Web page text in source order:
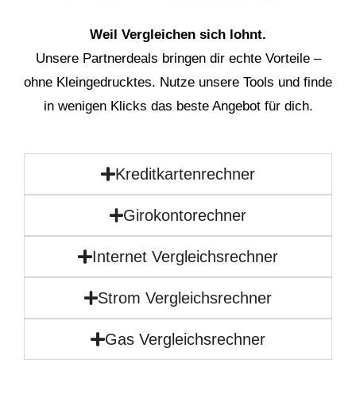
Weil Vergleichen sich lohnt.
Unsere Partnerdeals bringen dir echte Vorteile –
ohne Kleingedrucktes. Nutze unsere Tools und finde
in wenigen Klicks das beste Angebot für dich.
Kreditkartenrechner
Girokontorechner
Internet Vergleichsrechner
Strom Vergleichsrechner
Gas Vergleichsrechner